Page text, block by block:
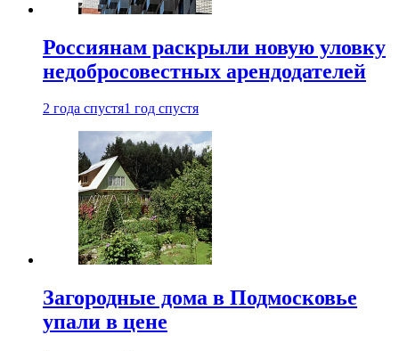
Россиянам раскрыли новую уловку
недобросовестных арендодателей
2 года спустя1 год спустя
Загородные дома в Подмосковье
упали в цене